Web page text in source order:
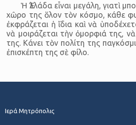
Ἡ Ἑλλάδα εἶναι μεγάλη, γιατὶ
χῶρο της ὅλον τὸν κόσμο, κάθε
ἐκφράζεται ἡ ἴδια καὶ νὰ
νὰ μοιράζεται τὴν ὀμορφιά της,
της. Κάνει τὸν πολίτη της
ἐπισκέπτη της σὲ φίλο.
Ιερά Μητρόπολις